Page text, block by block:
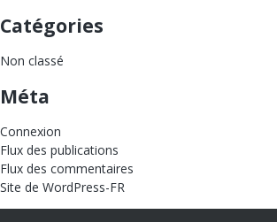
Catégories
Non classé
Méta
Connexion
Flux des publications
Flux des commentaires
Site de WordPress-FR